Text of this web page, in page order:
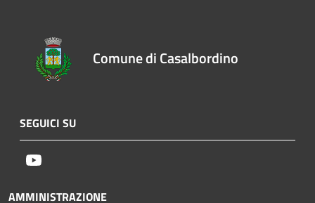
Comune di Casalbordino
SEGUICI SU
AMMINISTRAZIONE